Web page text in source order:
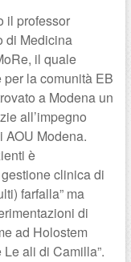
il professor
di Medicina
il quale
per la comunità EB
a Modena un
all’impegno
AOU Modena.
è
clinica di
farfalla” ma
di
ad Holostem
ali di Camilla”.